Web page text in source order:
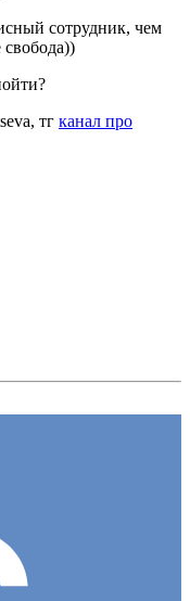
сотрудник, чем
тг канал про